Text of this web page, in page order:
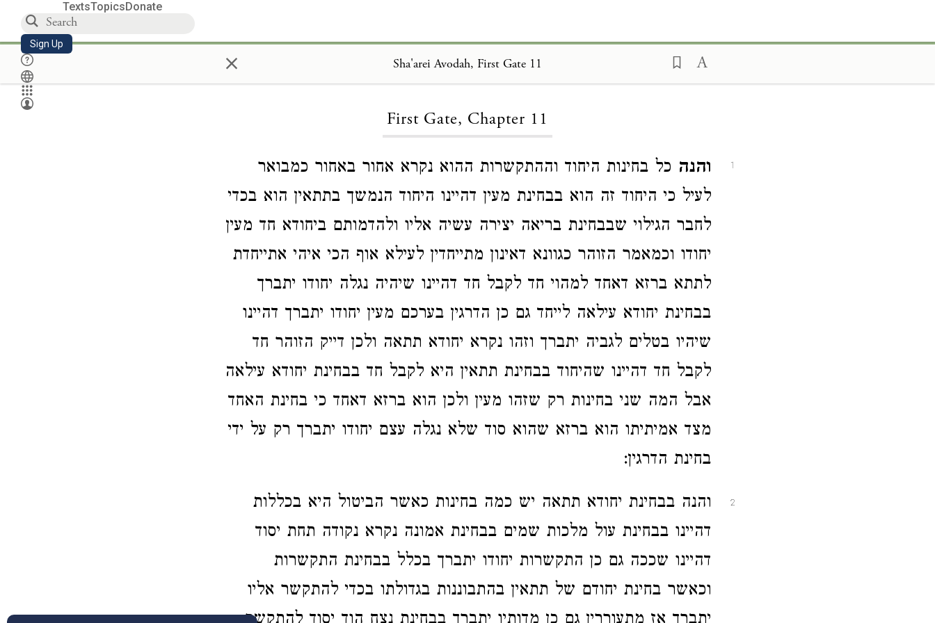
TextsTopicsDonate
Sign Up × Sha'arei Avodah, First Gate 11
First Gate, Chapter 11
1 והנה כל בחינות היחוד וההתקשרות ההוא נקרא אחור באחור כמבואר
לעיל כי היחוד זה הוא בבחינת מעין דהיינו היחוד הנמשך בתתאין הוא בכדי
לחבר הגילוי שבבחינת בריאה יצירה עשיה אליו ולהדמותם ביחודא חד מעין
יחודו וכמאמר הזוהר כגוונא דאינון מתייחדין לעילא אוף הכי איהי אתייחדת
לתתא ברזא דאחד למהוי חד לקבל חד דהיינו שיהיה נגלה יחודו יתברך
בבחינת יחודא עילאה לייחד גם כן הדרגין בערכם מעין יחודו יתברך דהיינו
שיהיו בטלים לגביה יתברך וזהו נקרא יחודא תתאה ולכן דייק הזוהר חד
לקבל חד דהיינו שהיחוד בבחינת תתאין היא לקבל חד בבחינת יחודא עילאה
אבל המה שני בחינות רק שזהו מעין ולכן הוא ברזא דאחד כי בחינת האחד
מצד אמיתיתו הוא ברזא שהוא סוד שלא נגלה עצם יחודו יתברך רק על ידי
בחינת הדרגין:
2
והנה בבחינת יחודא תתאה יש כמה בחינות כאשר הביטול היא בכללות
דהיינו בבחינת עול מלכות שמים בבחינת אמונה נקרא נקודה תחת יסוד
דהיינו שככה גם כן התקשרות יחודו יתברך בכלל בבחינת התקשרות
וכאשר בחינת יחודם של תתאין בהתבוננות בגדולתו בכדי להתקשר אליו